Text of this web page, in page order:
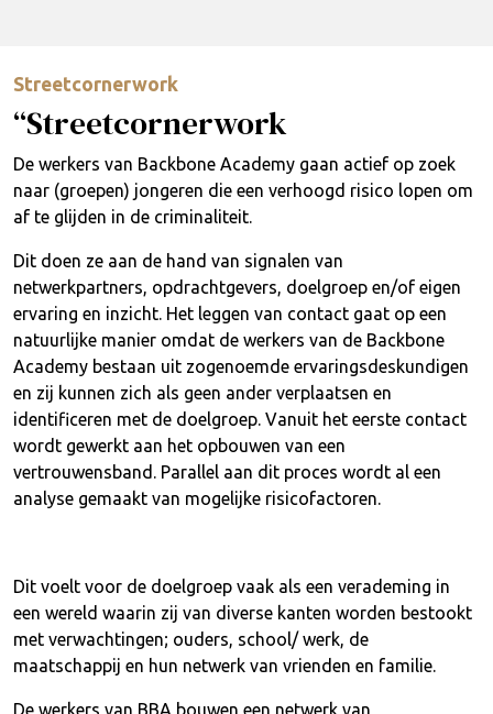
Streetcornerwork
“Streetcornerwork
De werkers van Backbone Academy gaan actief op zoek
naar (groepen) jongeren die een verhoogd risico lopen om
af te glijden in de criminaliteit.
Dit doen ze aan de hand van signalen van
netwerkpartners, opdrachtgevers, doelgroep en/of eigen
ervaring en inzicht. Het leggen van contact gaat op een
natuurlijke manier omdat de werkers van de Backbone
Academy bestaan uit zogenoemde ervaringsdeskundigen
en zij kunnen zich als geen ander verplaatsen en
identificeren met de doelgroep. Vanuit het eerste contact
wordt gewerkt aan het opbouwen van een
vertrouwensband. Parallel aan dit proces wordt al een
analyse gemaakt van mogelijke risicofactoren.
Dit voelt voor de doelgroep vaak als een verademing in
een wereld waarin zij van diverse kanten worden bestookt
met verwachtingen; ouders, school/ werk, de
maatschappij en hun netwerk van vrienden en familie.
De werkers van BBA bouwen een netwerk van